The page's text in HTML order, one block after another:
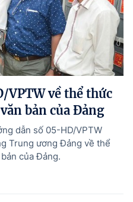
sách
doanh nghiệp dân tộc
VPTW về thể thức
bản của Đảng
dẫn số 05-HD/VPTW
Trung ương Đảng về thể
của Đảng.